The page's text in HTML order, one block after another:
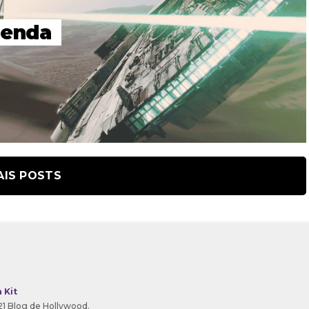
POSTS
Kit
Blog de Hollywood.